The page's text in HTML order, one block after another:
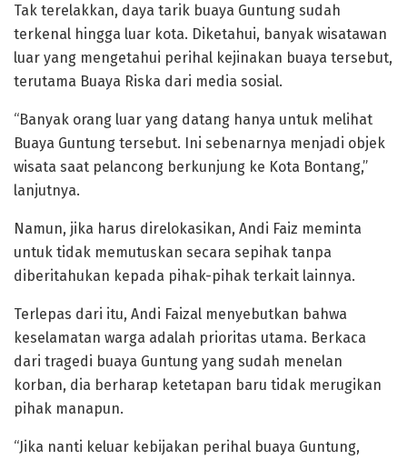
Tak terelakkan, daya tarik buaya Guntung sudah
terkenal hingga luar kota. Diketahui, banyak wisatawan
luar yang mengetahui perihal kejinakan buaya tersebut,
terutama Buaya Riska dari media sosial.
“Banyak orang luar yang datang hanya untuk melihat
Buaya Guntung tersebut. Ini sebenarnya menjadi objek
wisata saat pelancong berkunjung ke Kota Bontang,”
lanjutnya.
Namun, jika harus direlokasikan, Andi Faiz meminta
untuk tidak memutuskan secara sepihak tanpa
diberitahukan kepada pihak-pihak terkait lainnya.
Terlepas dari itu, Andi Faizal menyebutkan bahwa
keselamatan warga adalah prioritas utama. Berkaca
dari tragedi buaya Guntung yang sudah menelan
korban, dia berharap ketetapan baru tidak merugikan
pihak manapun.
“Jika nanti keluar kebijakan perihal buaya Guntung,